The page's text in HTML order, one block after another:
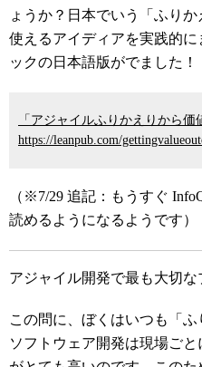
ょうか？日本でいう「ふり
使えるアイディアを実践的
ックの日本語版がでました！
「アジャイルふりかえりから価
https://leanpub.com/
（※7/29 追記：もうすぐ
読めるようになるようです）
アジャイル開発で最も大切
この問に、ぼくはいつも「ふ
ソフトウェア開発は現場ご